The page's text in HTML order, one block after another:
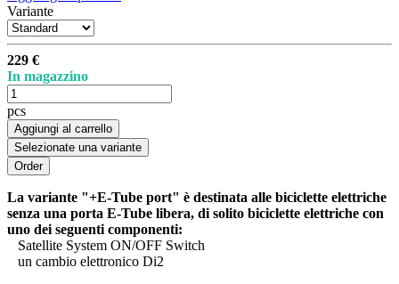
Variante
229 €
In magazzino
pcs
Aggiungi al carrello
Selezionate una variante
La variante "+E-Tube port" è destinata alle biciclette elettriche
senza una porta E-Tube libera, di solito biciclette elettriche con
uno dei seguenti componenti:
Satellite System ON/OFF Switch
un cambio elettronico Di2